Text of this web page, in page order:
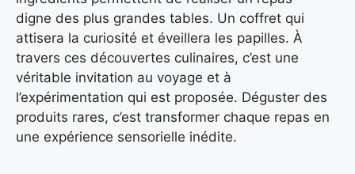
digne des plus grandes tables. Un coffret qui
attisera la curiosité et éveillera les papilles. À
travers ces découvertes culinaires, c’est une
véritable invitation au voyage et à
l’expérimentation qui est proposée. Déguster des
produits rares, c’est transformer chaque repas en
une expérience sensorielle inédite.